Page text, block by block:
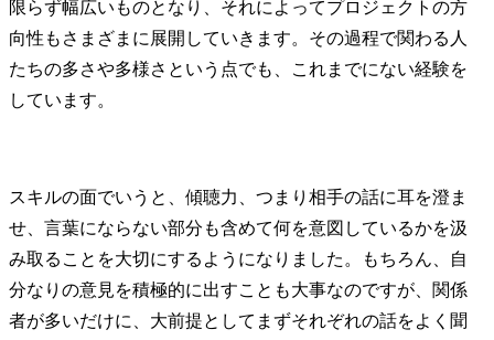
限らず幅広いものとなり、それによってプロジェクトの方
向性もさまざまに展開していきます。その過程で関わる人
たちの多さや多様さという点でも、これまでにない経験を
しています。
スキルの面でいうと、傾聴力、つまり相手の話に耳を澄ま
せ、言葉にならない部分も含めて何を意図しているかを汲
み取ることを大切にするようになりました。もちろん、自
分なりの意見を積極的に出すことも大事なのですが、関係
者が多いだけに、大前提としてまずそれぞれの話をよく聞